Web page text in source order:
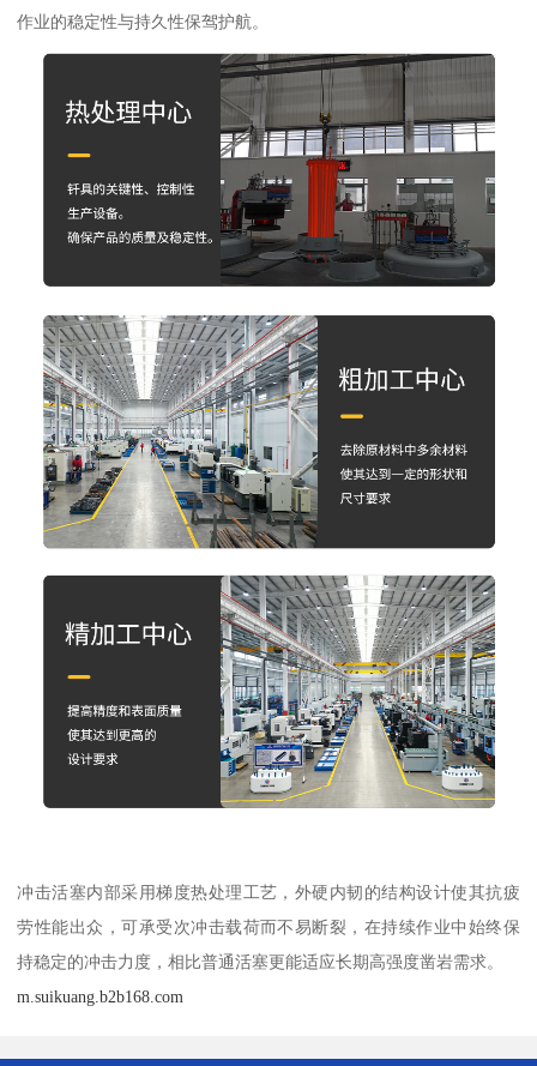
作业的稳定性与持久性保驾护航。
冲击活塞内部采用梯度热处理工艺，外硬内韧的结构设计使其抗疲
劳性能出众，可承受次冲击载荷而不易断裂，在持续作业中始终保
持稳定的冲击力度，相比普通活塞更能适应长期高强度凿岩需求。
m.suikuang.b2b168.com